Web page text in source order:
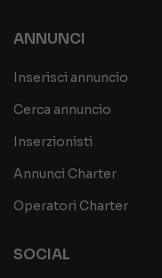
ANNUNCI
Inserisci annuncio
Cerca annuncio
Inserzionisti
Annunci Charter
Operatori Charter
SOCIAL